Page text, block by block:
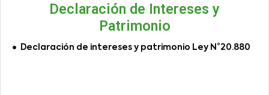
Declaración de Intereses y
Patrimonio
Declaración de intereses y patrimonio Ley N°20.880